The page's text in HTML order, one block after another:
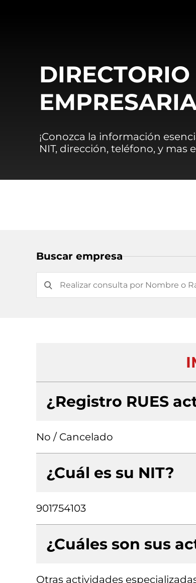
¡Conozca la información
NIT, dirección, teléfono, y mas
Buscar empresa
¿Registro RUES
No / Cancelado
¿Cuál es su NIT?
901754103
¿Cuáles son sus
Otras actividades